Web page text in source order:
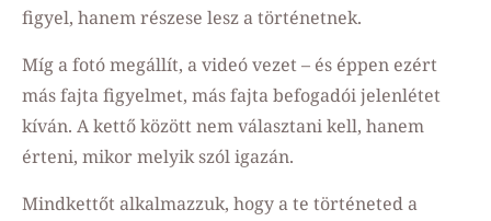
figyel, hanem részese lesz a történetnek.
Míg a fotó megállít, a videó vezet – és éppen ezért
más fajta figyelmet, más fajta befogadói jelenlétet
kíván. A kettő között nem választani kell, hanem
érteni, mikor melyik szól igazán.
Mindkettőt alkalmazzuk, hogy a te történeted a